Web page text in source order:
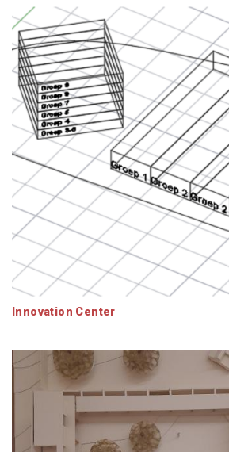
Innovation Center